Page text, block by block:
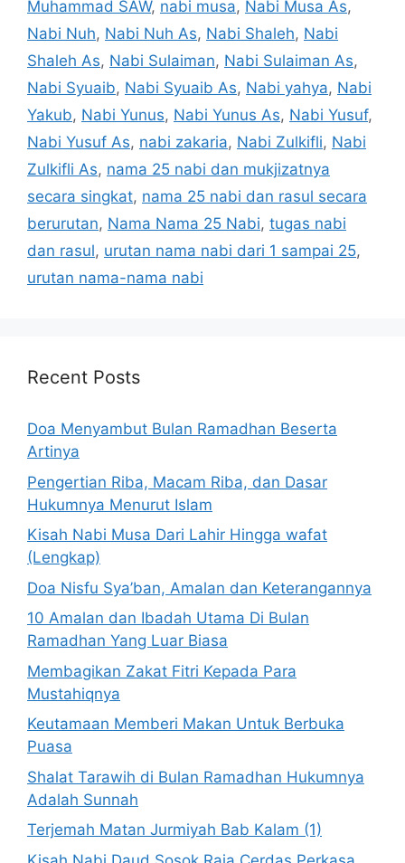
Muhammad SAW, nabi musa, Nabi Musa As,
Nabi Nuh, Nabi Nuh As, Nabi Shaleh, Nabi
Shaleh As, Nabi Sulaiman, Nabi Sulaiman As,
Nabi Syuaib, Nabi Syuaib As, Nabi yahya, Nabi
Yakub, Nabi Yunus, Nabi Yunus As, Nabi Yusuf,
Nabi Yusuf As, nabi zakaria, Nabi Zulkifli, Nabi
Zulkifli As, nama 25 nabi dan mukjizatnya
secara singkat, nama 25 nabi dan rasul secara
berurutan, Nama Nama 25 Nabi, tugas nabi
dan rasul, urutan nama nabi dari 1 sampai 25,
urutan nama-nama nabi
Recent Posts
Doa Menyambut Bulan Ramadhan Beserta
Artinya
Pengertian Riba, Macam Riba, dan Dasar
Hukumnya Menurut Islam
Kisah Nabi Musa Dari Lahir Hingga wafat
(Lengkap)
Doa Nisfu Sya’ban, Amalan dan Keterangannya
10 Amalan dan Ibadah Utama Di Bulan
Ramadhan Yang Luar Biasa
Membagikan Zakat Fitri Kepada Para
Mustahiqnya
Keutamaan Memberi Makan Untuk Berbuka
Puasa
Shalat Tarawih di Bulan Ramadhan Hukumnya
Adalah Sunnah
Terjemah Matan Jurmiyah Bab Kalam (1)